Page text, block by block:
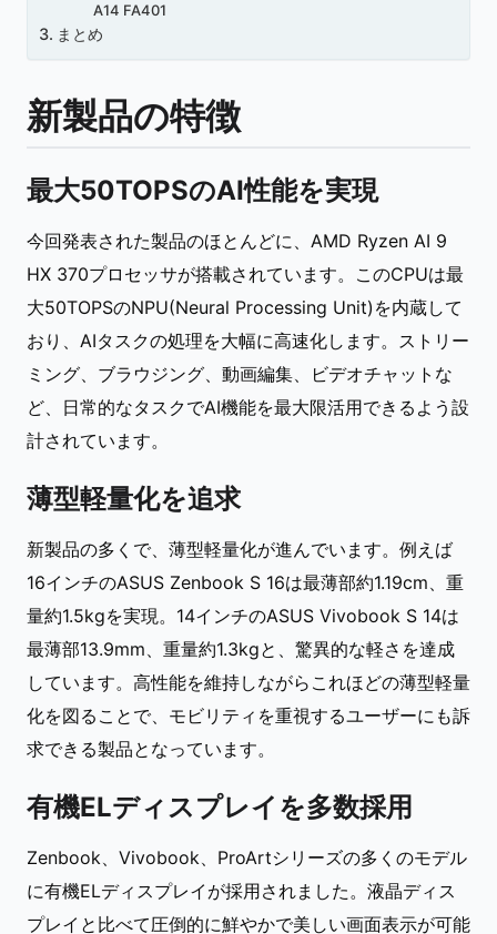
A14 FA401
まとめ
新製品の特徴
最大50TOPSのAI性能を実現
今回発表された製品のほとんどに、AMD Ryzen AI 9
HX 370プロセッサが搭載されています。このCPUは最
大50TOPSのNPU(Neural Processing Unit)を内蔵して
おり、AIタスクの処理を大幅に高速化します。ストリー
ミング、ブラウジング、動画編集、ビデオチャットな
ど、日常的なタスクでAI機能を最大限活用できるよう設
計されています。
薄型軽量化を追求
新製品の多くで、薄型軽量化が進んでいます。例えば
16インチのASUS Zenbook S 16は最薄部約1.19cm、重
量約1.5kgを実現。14インチのASUS Vivobook S 14は
最薄部13.9mm、重量約1.3kgと、驚異的な軽さを達成
しています。高性能を維持しながらこれほどの薄型軽量
化を図ることで、モビリティを重視するユーザーにも訴
求できる製品となっています。
有機ELディスプレイを多数採用
Zenbook、Vivobook、ProArtシリーズの多くのモデル
に有機ELディスプレイが採用されました。液晶ディス
プレイと比べて圧倒的に鮮やかで美しい画面表示が可能